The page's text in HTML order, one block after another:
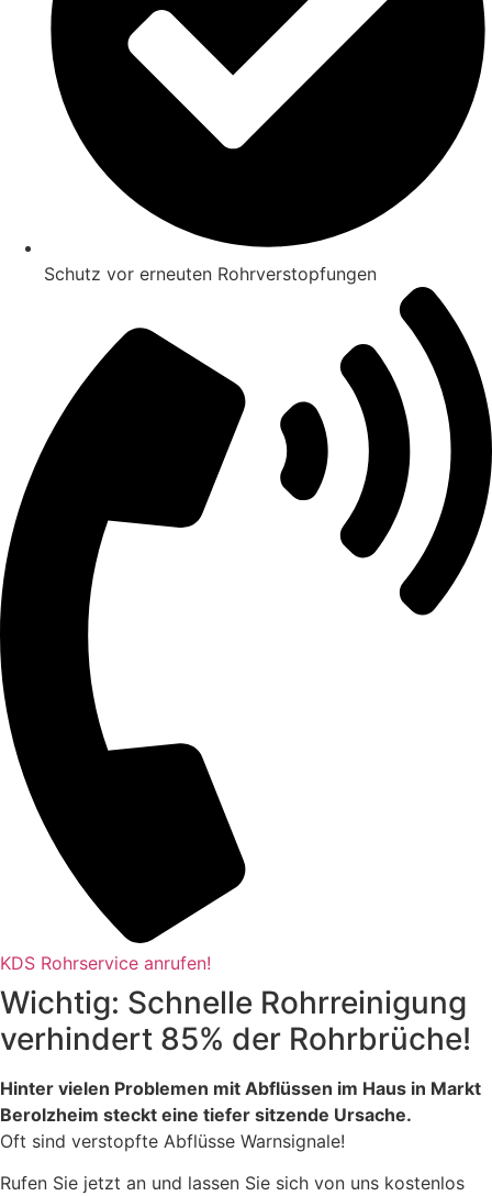
Schutz vor erneuten Rohrverstopfungen
KDS Rohrservice anrufen!
Wichtig: Schnelle Rohrreinigung
verhindert 85% der Rohrbrüche!
Hinter vielen Problemen mit Abflüssen im Haus in Markt
Berolzheim steckt eine tiefer sitzende Ursache.
Oft sind verstopfte Abflüsse Warnsignale!
Rufen Sie jetzt an und lassen Sie sich von uns kostenlos